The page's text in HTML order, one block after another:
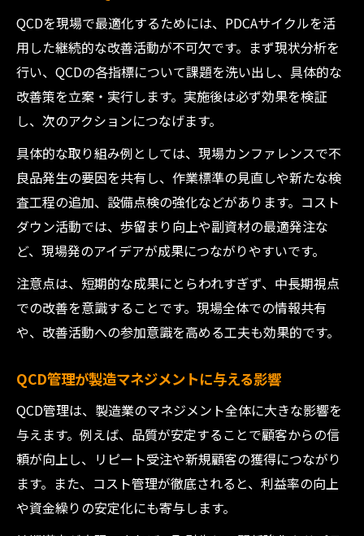
QCDを現場で最適化するためには、PDCAサイクルを活
用した継続的な改善活動が不可欠です。まず現状分析を
行い、QCDの各指標について課題を洗い出し、具体的な
改善策を立案・実行します。実施後は必ず効果を検証
し、次のアクションにつなげます。
具体的な取り組み例としては、現場カンファレンスで不
良品発生の要因を共有し、作業標準の見直しや新たな検
査工程の追加、設備点検の強化などがあります。コスト
ダウン活動では、歩留まり向上や副資材の最適発注な
ど、現場発のアイデアが成果につながりやすいです。
注意点は、短期的な成果にとらわれすぎず、中長期視点
での改善を意識することです。現場全体での情報共有
や、改善活動への参加意識を高める工夫も効果的です。
QCD管理が製造マネジメントに与える影響
QCD管理は、製造業のマネジメント全体に大きな影響を
与えます。例えば、品質が安定することで顧客からの信
頼が向上し、リピート受注や新規顧客の獲得につながり
ます。また、コスト管理が徹底されると、利益率の向上
や資金繰りの安定化にも寄与します。